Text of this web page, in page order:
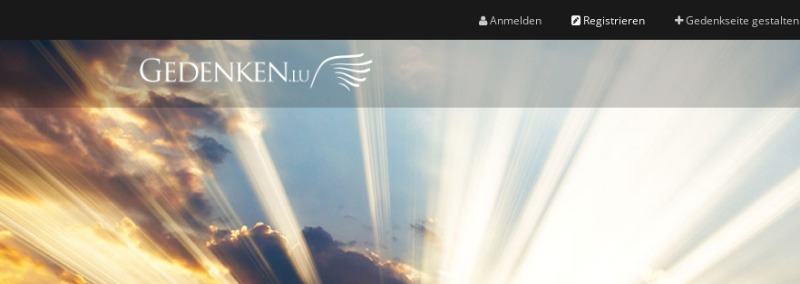
Anmelden Registrieren Gedenkseite gestalten